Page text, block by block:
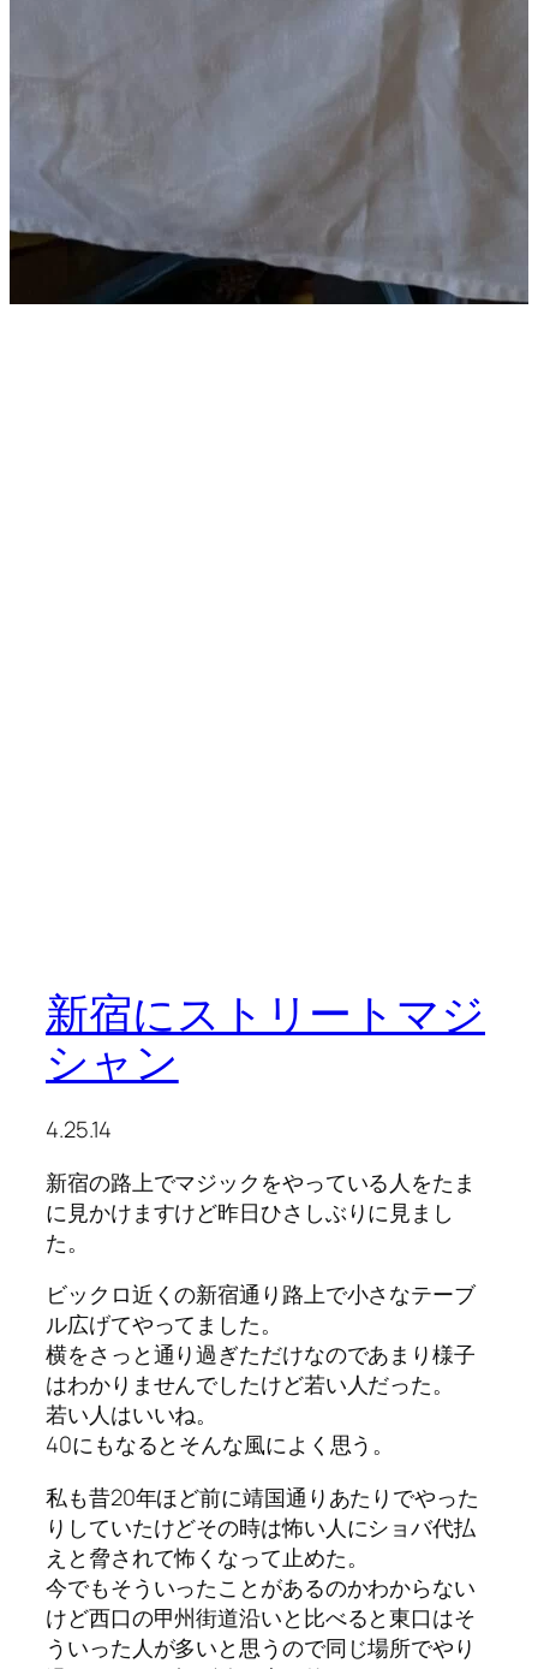
新宿にストリートマジ
シャン
4.25.14
新宿の路上でマジックをやっている人をたま
に見かけますけど昨日ひさしぶりに見まし
た。
ビックロ近くの新宿通り路上で小さなテーブ
ル広げてやってました。
横をさっと通り過ぎただけなのであまり様子
はわかりませんでしたけど若い人だった。
若い人はいいね。
40にもなるとそんな風によく思う。
私も昔20年ほど前に靖国通りあたりでやった
りしていたけどその時は怖い人にショバ代払
えと脅されて怖くなって止めた。
今でもそういったことがあるのかわからない
けど西口の甲州街道沿いと比べると東口はそ
ういった人が多いと思うので同じ場所でやり